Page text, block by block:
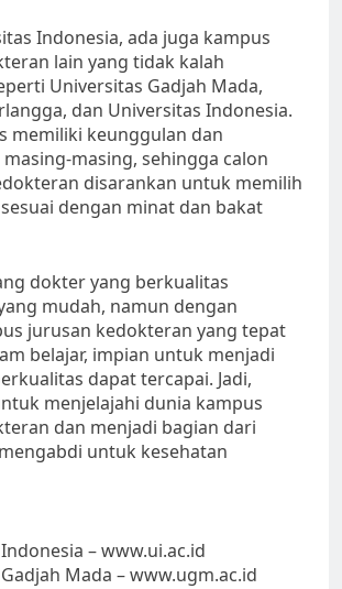
Indonesia, ada juga kampus
lain yang tidak kalah
Universitas Gadjah Mada,
dan Universitas Indonesia.
memiliki keunggulan dan
masing, sehingga calon
disarankan untuk memilih
dengan minat dan bakat
dokter yang berkualitas
mudah, namun dengan
jurusan kedokteran yang tepat
belajar, impian untuk menjadi
dapat tercapai. Jadi,
menjelajahi dunia kampus
dan menjadi bagian dari
untuk kesehatan
– www.ui.ac.id
Mada – www.ugm.ac.id